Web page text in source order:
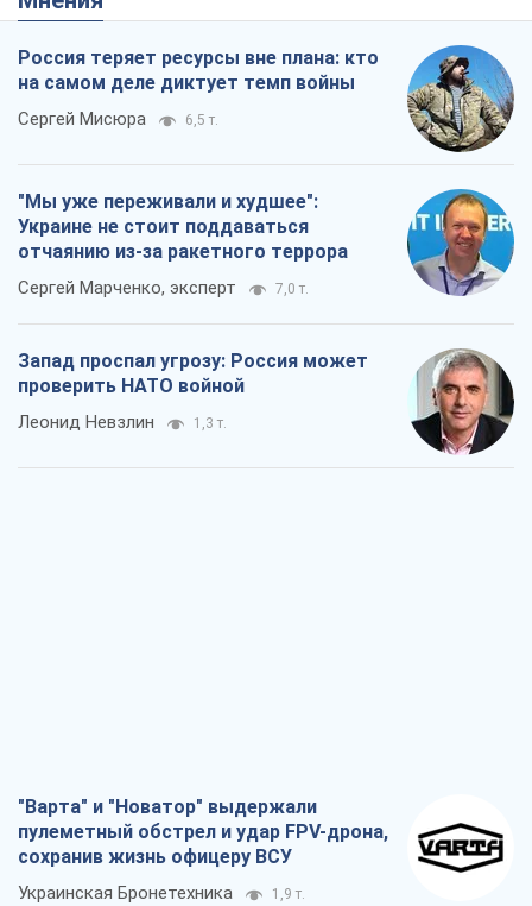
Россия теряет ресурсы вне плана: кто
на самом деле диктует темп войны
Сергей Мисюра 6,5 т.
"Мы уже переживали и худшее":
Украине не стоит поддаваться
отчаянию из-за ракетного террора
Сергей Марченко, эксперт 7,0 т.
Запад проспал угрозу: Россия может
проверить НАТО войной
Леонид Невзлин 1,3 т.
"Варта" и "Новатор" выдержали
пулеметный обстрел и удар FPV-дрона,
сохранив жизнь офицеру ВСУ
Украинская Бронетехника 1,9 т.